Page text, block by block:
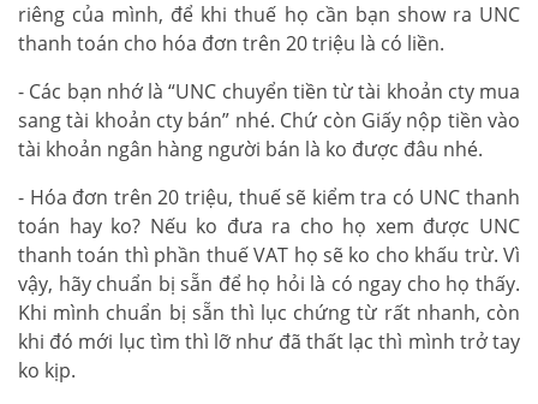
riêng của mình, để khi thuế họ cần bạn show ra UNC
thanh toán cho hóa đơn trên 20 triệu là có liền.
- Các bạn nhớ là “UNC chuyển tiền từ tài khoản cty mua
sang tài khoản cty bán” nhé. Chứ còn Giấy nộp tiền vào
tài khoản ngân hàng người bán là ko được đâu nhé.
- Hóa đơn trên 20 triệu, thuế sẽ kiểm tra có UNC thanh
toán hay ko? Nếu ko đưa ra cho họ xem được UNC
thanh toán thì phần thuế VAT họ sẽ ko cho khấu trừ. Vì
vậy, hãy chuẩn bị sẵn để họ hỏi là có ngay cho họ thấy.
Khi mình chuẩn bị sẵn thì lục chứng từ rất nhanh, còn
khi đó mới lục tìm thì lỡ như đã thất lạc thì mình trở tay
ko kịp.